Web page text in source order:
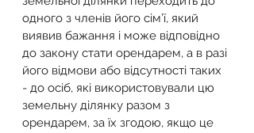
одного з членів його сім’ї, який
виявив бажання і може відповідно
до закону стати орендарем, а в разі
його відмови або відсутності таких
- до осіб, які використовували цю
земельну ділянку разом з
орендарем, за їх згодою, якщо це